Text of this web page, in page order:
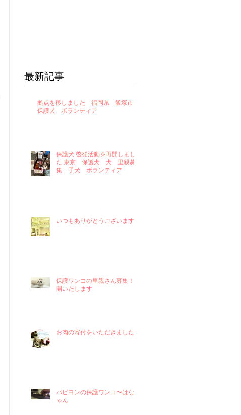
最新記事
拠点を移しました 福岡県 飯塚市
保護犬 ボランティア
保護犬 啓発活動を再開しまし
た 東京 保護犬 犬 里親募
集 子犬 ボランティア
いつもありがとうございます！
保護ワンコの里親さん募集！再
開いたします
お肉の寄付をいただきました！
パピヨンの保護ワンコ〜はなち
ゃん